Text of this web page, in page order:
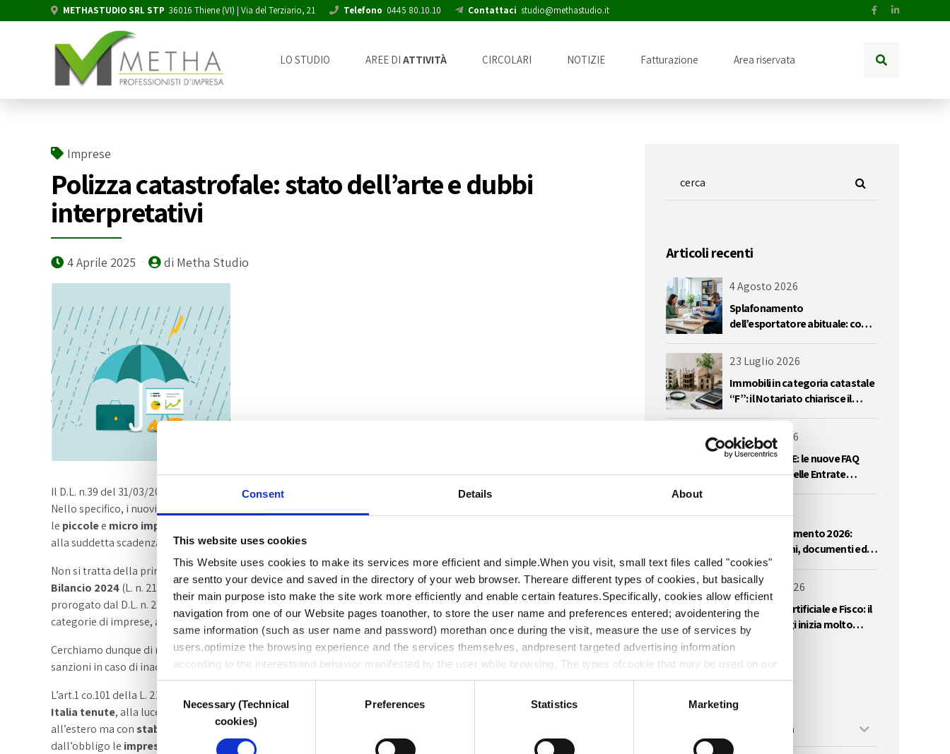
Consent Details About
This website uses cookies
This Website uses cookies to make its services more efficient and simple.When you visit, small text files called "cookies"
are sentto your device and saved in the directory of your web browser. Thereare different types of cookies, but basically
their main purpose isto make the site work more efficiently and enable certain features.Specifically, cookies allow efficient
navigation from one of our Website pages toanother, to store the user name and preferences entered; avoidentering the
same information (such as user name and password) morethan once during the visit, measure the use of services by
users,optimize the browsing experience and the services themselves, andpresent targeted advertising information
according to the interestsand behavior manifested by the user while browsing. The types ofcookie that may be used on our
Website are provided below with adescription of the purpose they serve.
SelectionNecessary (Technical
cookies)
Preferences Statistics Marketing
METHASTUDIO SRL STP 36016 Thiene (VI) | Via del Terziario, 21 Telefono 0445 80.10.10 Contattaci studio@methastudio.it
LO STUDIO AREE DIATTIVITÀ CIRCOLARI NOTIZIE Fatturazione Area riservata
Imprese
Polizza catastrofale: stato dell’arte e dubbi
interpretativi
4 Aprile 2025 di Metha Studio
Il D.L. n.39 del 31/03/2025 ha prorogato i terminiper la stipula della polizza catastrofale con riguardo alle PMI.
Nello specifico, i nuovi termini risultano essere il
le piccolee micro imprese.
alla suddetta scadenza non verranno applicate sanzioni.
Non si tratta della prima fattispecie di proroga di tale obbligo, che trova le sue fondamenta nellaLegge di
Bilancio 2024(L. n. 213/2023, art.1, commi 101-111), inizialmente fissato al 31 dicembre 2024 e successivamente
prorogato dal D.L. n. 202/2024 convertito in legge n. 15/2025. La proroga nasce dalla richiesta delle principali
categorie di imprese, al fine di favorire i chiarimenti necessari per una corretta applicazione della disposizione.
Cerchiamo dunque di ricapitolare quali siano i soggetti destinatari, quelli esclusi, l’oggetto del contratto e le
sanzioni in caso di inadempimento.
L’art.1 co.101 della L. 213/2023 stabilisce che siano tenute a stipulare la polizza le imprese aventi
Italia tenute, alla luce dell’art. 2188 c.c., all’iscrizione Registro delle Imprese
e quelle con sede legale
all’estero ma constabile organizzazione in Italia
dall’obbligo le imprese agricole
, di cui all’art. 2135 c.c..
Articoli recenti
4 Agosto 2026
Splafonamento
dell’esportatore abituale: come
plafond IVA
23 Luglio 2026
Immobili in categoria catastale
“F”: il Notariato chiarisce il
10 Luglio 2026
IRES PREMIALE: le nuove FAQ
dell’Agenzia delle Entrate
3 Luglio 2026
Iperammortamento 2026:
comunicazioni, documenti ed
errori da evitare
22 Giugno 2026
Intelligenza artificiale e Fisco: il
controllo oggi inizia molto
prima dell’accertamento
Seleziona una categoria